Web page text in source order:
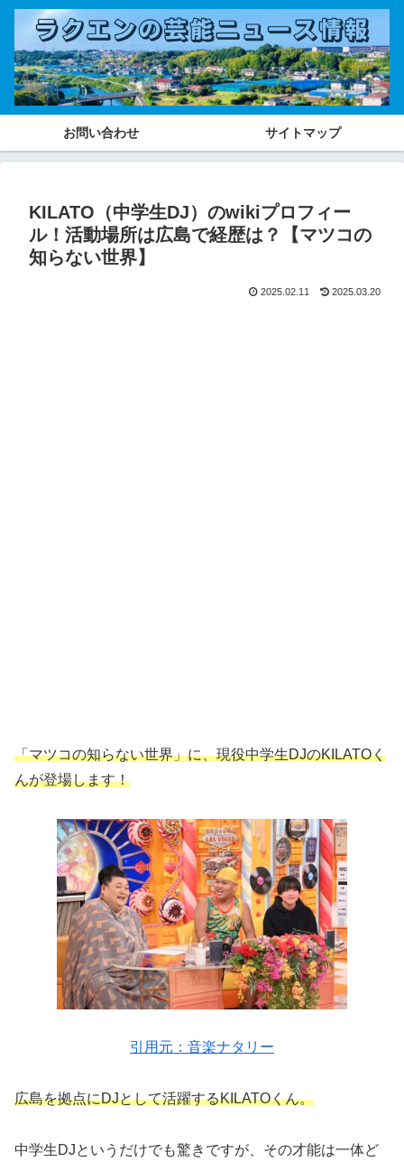
お問い合わせ サイトマップ
KILATO（中学生DJ）のwikiプロフィー
ル！活動場所は広島で経歴は？【マツコの
知らない世界】
2025.02.11 2025.03.20
「マツコの知らない世界」に、現役中学生DJのKILATOく
んが登場します！
引用元：音楽ナタリー
広島を拠点にDJとして活躍するKILATOくん。
中学生DJというだけでも驚きですが、その才能は一体ど